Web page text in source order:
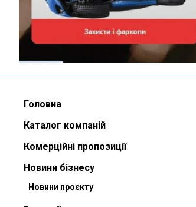
Головна
Каталог компаній
Комерційні пропозиції
Новини бізнесу
Новини проєкту